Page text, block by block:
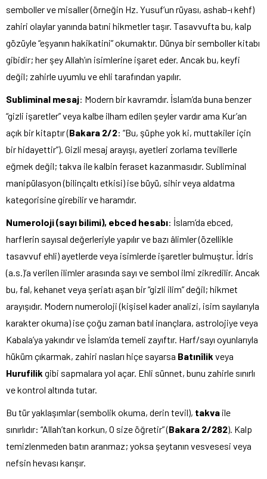
semboller ve misaller (örneğin Hz. Yusuf’un rüyası, ashab-ı kehf)
zahiri olaylar yanında batıni hikmetler taşır. Tasavvufta bu, kalp
gözüyle “eşyanın hakikatini” okumaktır. Dünya bir semboller kitabı
gibidir; her şey Allah’ın isimlerine işaret eder. Ancak bu, keyfi
değil; zahirle uyumlu ve ehli tarafından yapılır.
Subliminal mesaj: Modern bir kavramdır. İslam’da buna benzer
“gizli işaretler” veya kalbe ilham edilen şeyler vardır ama Kur’an
açık bir kitaptır (Bakara 2/2: “Bu, şüphe yok ki, muttakiler için
bir hidayettir”). Gizli mesaj arayışı, ayetleri zorlama tevillerle
eğmek değil; takva ile kalbin feraset kazanmasıdır. Subliminal
manipülasyon (bilinçaltı etkisi) ise büyü, sihir veya aldatma
kategorisine girebilir ve haramdır.
Numeroloji (sayı bilimi), ebced hesabı: İslam’da ebced,
harflerin sayısal değerleriyle yapılır ve bazı âlimler (özellikle
tasavvuf ehli) ayetlerde veya isimlerde işaretler bulmuştur. İdris
(a.s.)’a verilen ilimler arasında sayı ve sembol ilmi zikredilir. Ancak
bu, fal, kehanet veya şeriatı aşan bir “gizli ilim” değil; hikmet
arayışıdır. Modern numeroloji (kişisel kader analizi, isim sayılarıyla
karakter okuma) ise çoğu zaman batıl inançlara, astrolojiye veya
Kabala’ya yakındır ve İslam’da temeli zayıftır. Harf/sayı oyunlarıyla
hüküm çıkarmak, zahiri nasları hiçe sayarsa Batınîlik veya
Hurufilik gibi sapmalara yol açar. Ehli sünnet, bunu zahirle sınırlı
ve kontrol altında tutar.
Bu tür yaklaşımlar (sembolik okuma, derin tevil), takva ile
sınırlıdır: “Allah’tan korkun, O size öğretir” (Bakara 2/282). Kalp
temizlenmeden batın aranmaz; yoksa şeytanın vesvesesi veya
nefsin hevası karışır.